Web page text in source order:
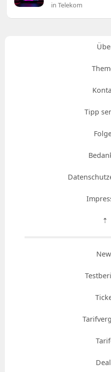
in Telekom
Tipp
⇡